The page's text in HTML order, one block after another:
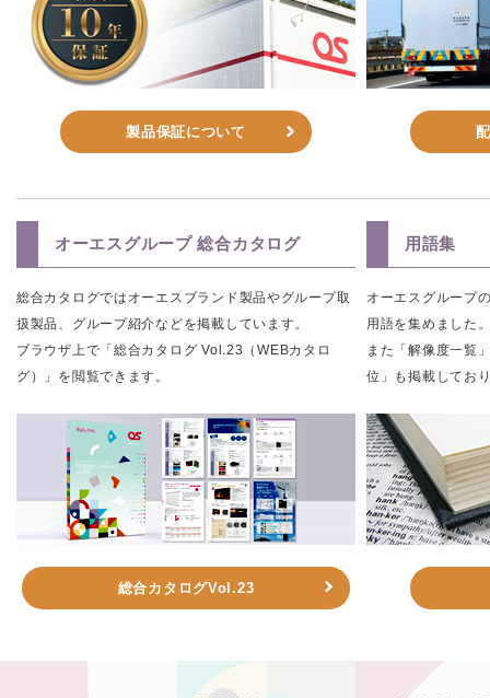
製品保証について
オーエスグループ 総合カタログ
総合カタログではオーエスブランド製品やグループ取
扱製品、グループ紹介などを掲載しています。
ブラウザ上で「総合カタログ Vol.23（WEBカタロ
グ）」を閲覧できます。
総合カタログVol.23
用語集
オーエスグループ
用語を集めました
また「解像度一覧
位」も掲載してお